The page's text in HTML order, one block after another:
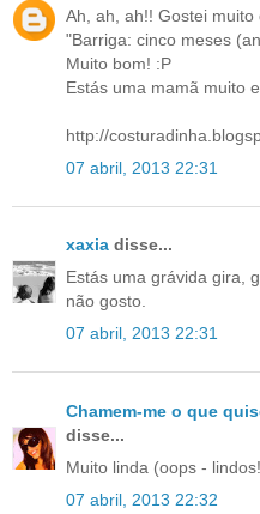
Ah, ah, ah!! Gostei muito
"Barriga: cinco meses
Muito bom! :P
Estás uma mamã muito
http://
07 abril, 2013 22:31
xaxia disse...
Estás uma grávida gira,
não gosto.
07 abril, 2013 22:31
Chamem-me o que
disse...
Muito linda (oops -
07 abril, 2013 22:32